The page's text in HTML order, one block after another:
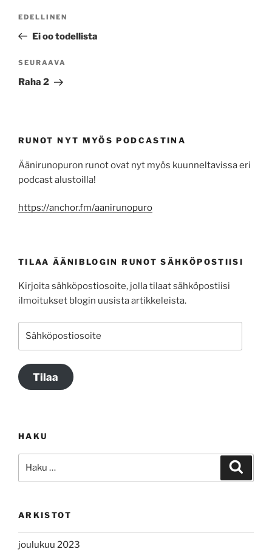
Edellinen
artikkeli
EDELLINEN
Ei oo todellista
Seuraava
artikkeli
SEURAAVA
Raha 2
RUNOT NYT MYÖS PODCASTINA
Äänirunopuron runot ovat nyt myös kuunneltavissa eri
podcast alustoilla!
https://anchor.fm/aanirunopuro
TILAA ÄÄNIBLOGIN RUNOT SÄHKÖPOSTIISI
Kirjoita sähköpostiosoite, jolla tilaat sähköpostiisi
ilmoitukset blogin uusista artikkeleista.
Tilaa
HAKU
ARKISTOT
joulukuu 2023